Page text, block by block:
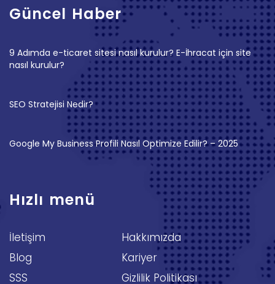
Güncel Haber
9 Adımda e-ticaret sitesi nasıl kurulur? E-İhracat için site
nasıl kurulur?
SEO Stratejisi Nedir?
Google My Business Profili Nasıl Optimize Edilir? – 2025
Hızlı menü
İletişim
Hakkımızda
Blog
Kariyer
SSS
Gizlilik Politikası